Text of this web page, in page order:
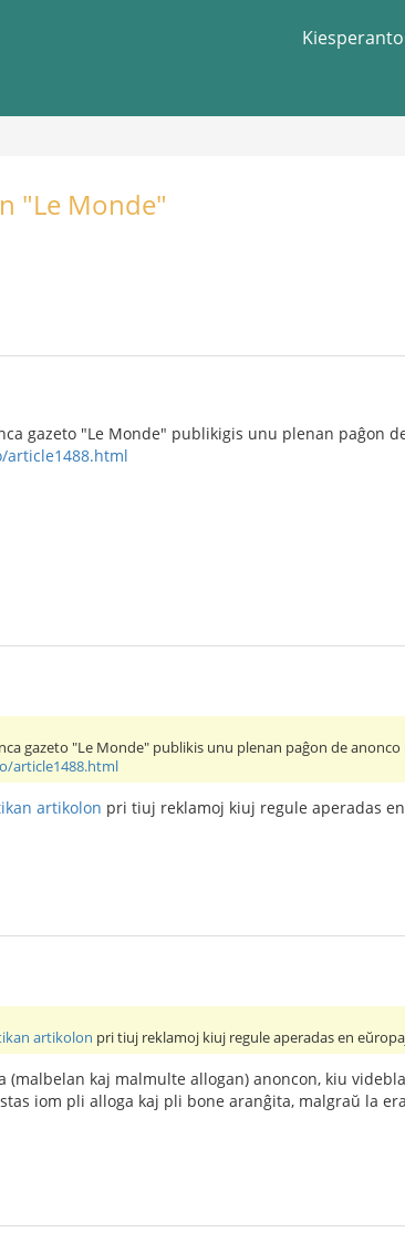
Kiesperanto
"Le Monde"
gazeto "Le Monde" publikigis unu plenan paĝon
article1488.html
gazeto "Le Monde" publikis unu plenan paĝon de
article1488.html
artikolon pri tiuj reklamoj kiuj regule aperadas
artikolon pri tiuj reklamoj kiuj regule aperadas en
(malbelan kaj malmulte allogan) anoncon, kiu
iom pli alloga kaj pli bone aranĝita, malgraŭ la